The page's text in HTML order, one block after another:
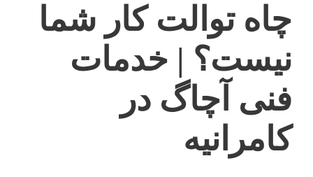
چاه توالت کار شما
نیست؟ | خدمات
فنی آچاگ در
کامرانیه